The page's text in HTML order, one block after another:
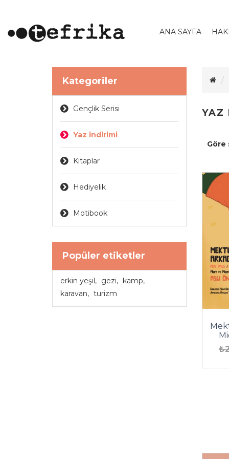
ANA SAYFA
Kategoriler
Gençlik Serisi
Yaz indirimi
Kitaplar
Hediyelik
Motibook
Popüler etiketler
erkin yeşil, gezi, kamp,
karavan, turizm
YAZ
Göre